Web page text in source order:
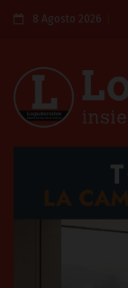
8 Agosto 2026